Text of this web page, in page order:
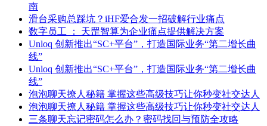
南
滑台采购总踩坑？iHF爱合发一招破解行业痛点
数字员工 ： 天罡智算为企业痛点提供解决方案
Unloq 创新推出“SC+平台”，打造国际业务“第二增长曲
线”
Unloq 创新推出“SC+平台”，打造国际业务“第二增长曲
线”
泡泡聊天撩人秘籍 掌握这些高级技巧让你秒变社交达人
泡泡聊天撩人秘籍 掌握这些高级技巧让你秒变社交达人
三条聊天忘记密码怎么办？密码找回与预防全攻略